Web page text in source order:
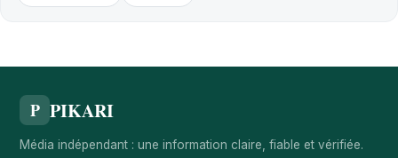
P PIKARI
Média indépendant : une information claire, fiable et vérifiée.